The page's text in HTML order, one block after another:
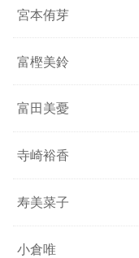
宮本侑芽
富樫美鈴
富田美憂
寺崎裕香
寿美菜子
小倉唯